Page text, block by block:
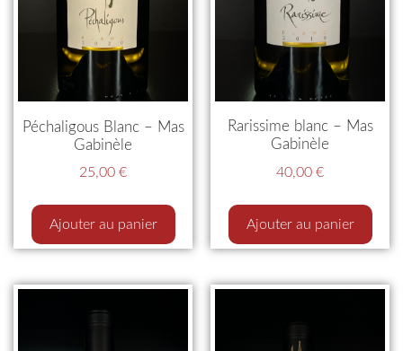
Péchaligous Blanc – Mas
Gabinèle
25,00 €
Ajouter au panier
Rarissime blanc – Mas
Gabinèle
40,00 €
Ajouter au panier